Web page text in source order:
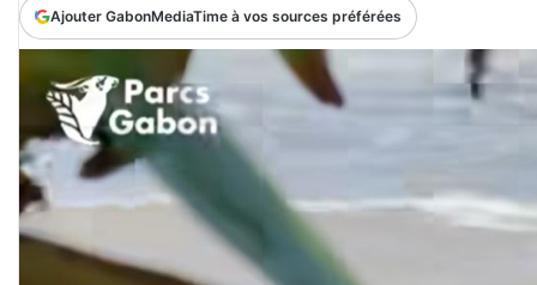
Ajouter GabonMediaTime à vos sources préférées